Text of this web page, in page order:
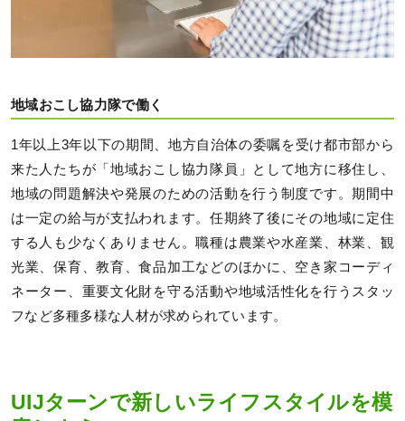
地域おこし協力隊で働く
1年以上3年以下の期間、地方自治体の委嘱を受け都市部から
来た人たちが「地域おこし協力隊員」として地方に移住し、
地域の問題解決や発展のための活動を行う制度です。期間中
は一定の給与が支払われます。任期終了後にその地域に定住
する人も少なくありません。職種は農業や水産業、林業、観
光業、保育、教育、食品加工などのほかに、空き家コーディ
ネーター、重要文化財を守る活動や地域活性化を行うスタッ
フなど多種多様な人材が求められています。
UIJターンで新しいライフスタイルを模